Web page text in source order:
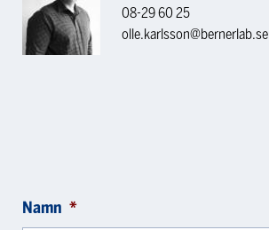
08-29 60 25
olle.karlsson@bernerlab.se
Namn *